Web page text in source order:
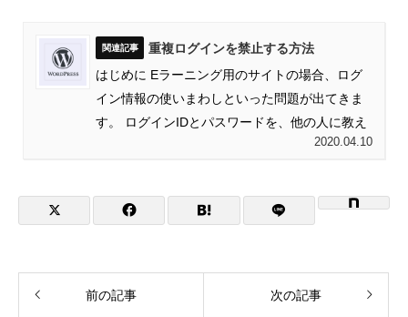
重複ログインを禁止する方法
はじめに Eラーニング用のサイトの場合、ログ
イン情報の使いまわしといった問題が出てきま
す。 ログインIDとパスワードを、他の人に教え
2020.04.10
前の記事 次の記事